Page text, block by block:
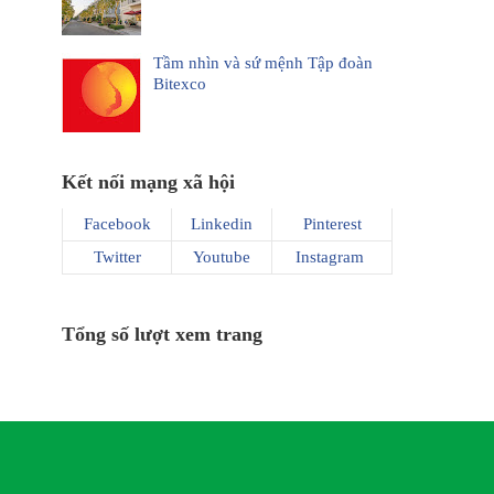
Tầm nhìn và sứ mệnh Tập đoàn
Bitexco
Kết nối mạng xã hội
Facebook Linkedin
Pinterest
Twitter
Youtube Instagram
Tổng số lượt xem trang